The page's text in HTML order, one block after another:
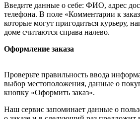
Введите данные о себе: ФИО, адрес
телефона. В поле «Комментарии к
которые могут пригодиться курьеру,
доме считаются справа налево.
Оформление заказа
Проверьте правильность ввода
выбор местоположения, данные о
кнопку «Оформить заказ».
Наш сервис запоминает данные о